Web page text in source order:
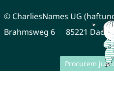
Procurem
© CharliesNames UG
Brahmsweg 6
85221